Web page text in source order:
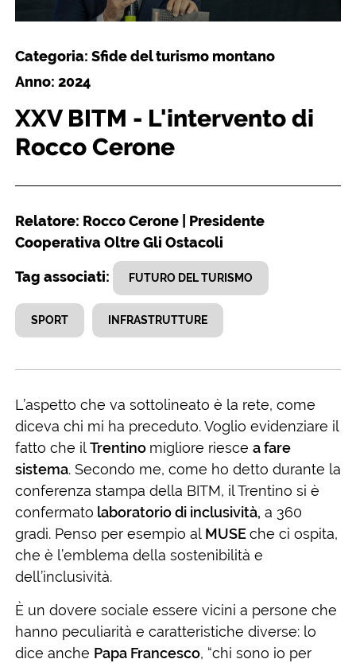
Categoria: Sfide del turismo montano
Anno: 2024
XXV BITM - L'intervento di
Rocco Cerone
Relatore: Rocco Cerone | Presidente
Cooperativa Oltre Gli Ostacoli
Tag associati: FUTURO DEL TURISMO
SPORT INFRASTRUTTURE
L’aspetto che va sottolineato è la rete, come
diceva chi mi ha preceduto. Voglio evidenziare il
fatto che ilTrentino migliore riesce a fare
sistema. Secondo me, come ho detto durante la
conferenza stampa della BITM, il Trentino si è
confermato laboratorio di inclusività, a 360
gradi. Penso per esempio al MUSEche ci ospita,
che è l’emblema della sostenibilità e
dell’inclusività.
È un dovere sociale essere vicini a persone che
hanno peculiarità e caratteristiche diverse: lo
dice anche Papa Francesco, “chi sono io per